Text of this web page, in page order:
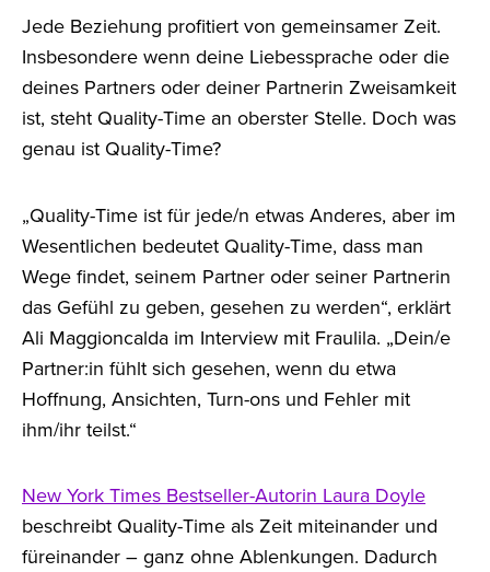
Jede Beziehung profitiert von gemeinsamer Zeit.
Insbesondere wenn deine Liebessprache oder die
deines Partners oder deiner Partnerin Zweisamkeit
ist, steht Quality-Time an oberster Stelle. Doch was
genau ist Quality-Time?
„Quality-Time ist für jede/n etwas Anderes, aber im
Wesentlichen bedeutet Quality-Time, dass man
Wege findet, seinem Partner oder seiner Partnerin
das Gefühl zu geben, gesehen zu werden“, erklärt
Ali Maggioncalda im Interview mit Fraulila. „Dein/e
Partner:in fühlt sich gesehen, wenn du etwa
Hoffnung, Ansichten, Turn-ons und Fehler mit
ihm/ihr teilst.“
New York Times Bestseller-Autorin Laura Doyle
beschreibt Quality-Time als Zeit miteinander und
füreinander – ganz ohne Ablenkungen. Dadurch